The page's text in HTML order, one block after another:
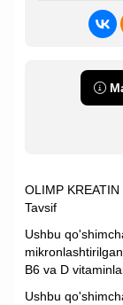
OLIMP
Tavsif
Ushbu
B6 va D
Ushbu